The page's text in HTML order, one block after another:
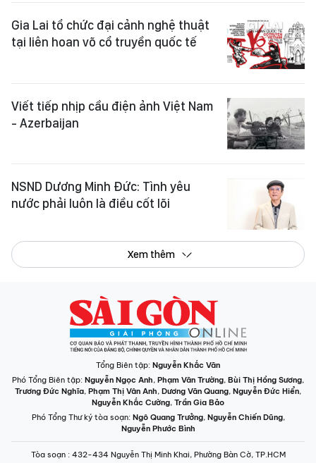
Gia Lai tổ chức đại cảnh nghệ thuật
tại liên hoan võ cổ truyền quốc tế
Viết tiếp nhịp cầu điện ảnh Việt Nam
- Azerbaijan
NSND Dương Minh Đức: Tình yêu
nước phải luôn là điều cốt lõi
Xem thêm
Tổng Biên tập: Nguyễn Khắc Văn
Phó Tổng Biên tập: Nguyễn Ngọc Anh, Phạm Văn Trường, Bùi Thị Hồng Sương,
Trương Đức Nghĩa, Phạm Thị Vân Anh, Dương Văn Quang, Nguyễn Đức Hiển,
Nguyễn Khắc Cường, Trần Gia Bảo
Phó Tổng Thư ký tòa soạn: Ngô Quang Trưởng, Nguyễn Chiến Dũng,
Nguyễn Phước Bình
Tòa soạn : 432-434 Nguyễn Thị Minh Khai, Phường Bàn Cờ, TP.HCM